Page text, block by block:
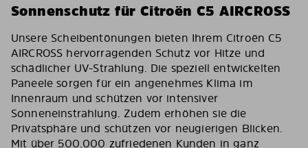
Sonnenschutz für Citroën C5 AIRCROSS
Unsere Scheibentönungen bieten Ihrem Citroën C5
AIRCROSS hervorragenden Schutz vor Hitze und
schädlicher UV-Strahlung. Die speziell entwickelten
Paneele sorgen für ein angenehmes Klima im
Innenraum und schützen vor intensiver
Sonneneinstrahlung. Zudem erhöhen sie die
Privatsphäre und schützen vor neugierigen Blicken.
Mit über 500.000 zufriedenen Kunden in ganz